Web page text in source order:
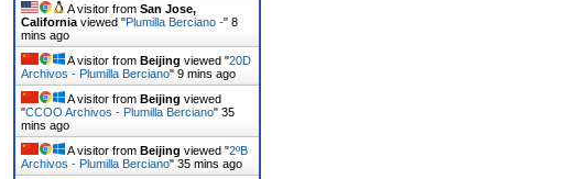
A visitor from San Jose,
Californiaviewed "Plumilla Berciano -" 8
mins ago
A visitor from Beijing viewed "20D
Archivos - Plumilla Berciano" 9 mins ago
A visitor from Beijing viewed
"CCOO Archivos - Plumilla Berciano" 35
mins ago
A visitor from Beijing viewed "2ºB
Archivos - Plumilla Berciano" 35 mins ago